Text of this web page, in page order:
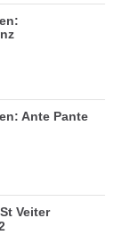
Ante Pante
Veiter